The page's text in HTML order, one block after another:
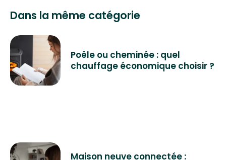
Dans la même catégorie
Poêle ou cheminée : quel
chauffage économique choisir ?
Maison neuve connectée :